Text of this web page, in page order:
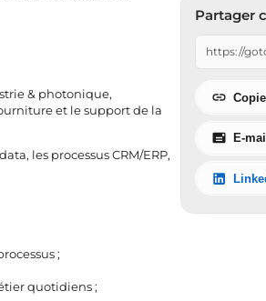
& photonique,
et le support de la
les processus CRM/ERP,
;
quotidiens ;
Partager
E-mail